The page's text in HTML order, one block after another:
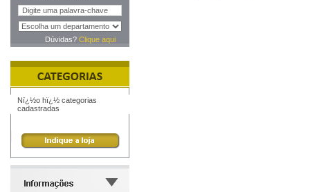
Dúvidas? Clique aqui
Nï¿½o hï¿½ categorias
cadastradas